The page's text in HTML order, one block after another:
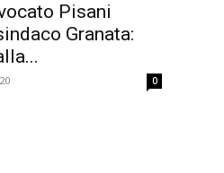
Pisani
Granata:
0